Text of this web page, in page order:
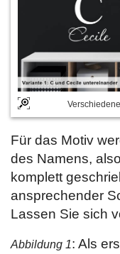
Für das Motiv
des Namens,
komplett
ansprechender
Lassen Sie sich
Abbildung 1: Als